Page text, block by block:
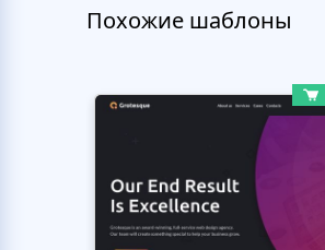
Похожие шаблоны